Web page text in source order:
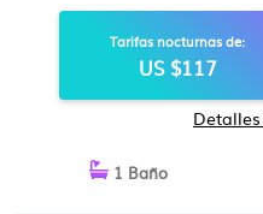
Tarifas nocturnas de:
US $117
1 Baño